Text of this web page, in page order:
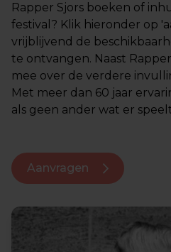
Rapper Sjors boeken of
festival? Klik hieronder op
vrijblijvend de
te ontvangen. Naast
mee over de verdere
Met meer dan 60 jaar
als geen ander wat er
Aanvragen